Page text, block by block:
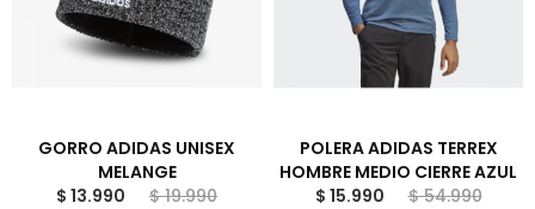
GORRO ADIDAS UNISEX
MELANGE
$ 13.990
$ 19.990
POLERA ADIDAS TERREX
HOMBRE MEDIO CIERRE AZUL
$ 15.990
$ 54.990